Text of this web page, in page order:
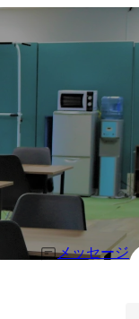
メッセージ